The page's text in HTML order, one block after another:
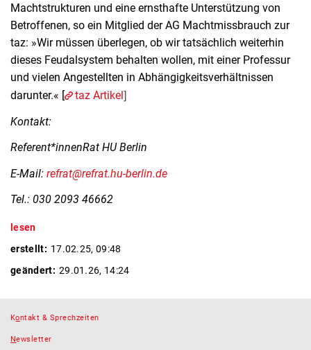
Machtstrukturen und eine ernsthafte Unterstützung von
Betroffenen, so ein Mitglied der AG Machtmissbrauch zur
taz: »Wir müssen überlegen, ob wir tatsächlich weiterhin
dieses Feudalsystem behalten wollen, mit einer Professur
und vielen Angestellten in Abhängigkeitsverhältnissen
darunter.« [
taz Artikel]
Kontakt:
Referent*innenRat HU Berlin
E-Mail: refrat@refrat.hu-berlin.de
Tel.: 030 2093 46662
lesen
erstellt: 17.02.25, 09:48
geändert: 29.01.26, 14:24
Kontakt & Sprechzeiten
Newsletter